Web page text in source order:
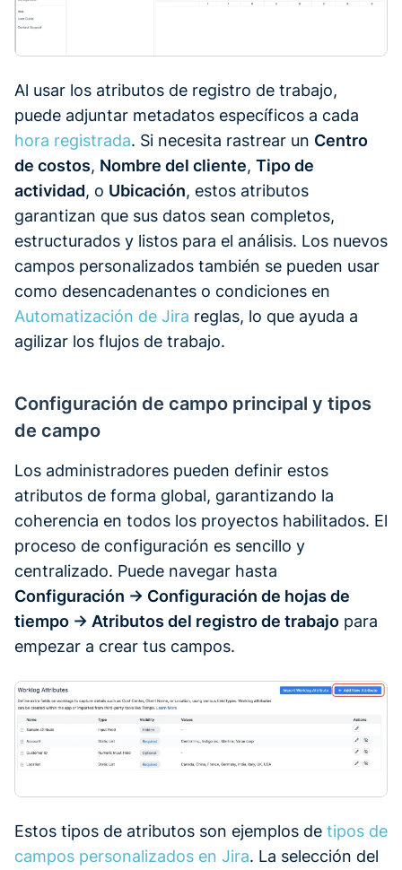
Al usar los atributos de registro de trabajo,
puede adjuntar metadatos específicos a cada
hora registrada. Si necesita rastrear un Centro
de costos, Nombre del cliente, Tipo de
actividad, o Ubicación, estos atributos
garantizan que sus datos sean completos,
estructurados y listos para el análisis. Los nuevos
campos personalizados también se pueden usar
como desencadenantes o condiciones en
Automatización de Jira reglas, lo que ayuda a
agilizar los flujos de trabajo.
Configuración de campo principal y tipos
de campo
Los administradores pueden definir estos
atributos de forma global, garantizando la
coherencia en todos los proyectos habilitados. El
proceso de configuración es sencillo y
centralizado. Puede navegar hasta
Configuración → Configuración de hojas de
tiempo → Atributos del registro de trabajo para
empezar a crear tus campos.
Estos tipos de atributos son ejemplos de tipos de
campos personalizados en Jira. La selección del